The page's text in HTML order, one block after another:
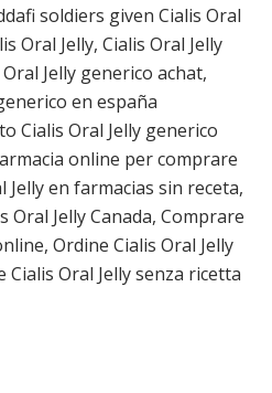
soldiers given Cialis Oral
Oral Jelly, Cialis Oral Jelly
Jelly generico achat,
en españa
Cialis Oral Jelly generico
online per comprare
Jelly en farmacias sin receta,
Oral Jelly Canada, Comprare
Ordine Cialis Oral Jelly
Cialis Oral Jelly senza ricetta